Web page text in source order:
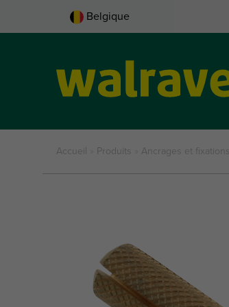
Belgique
Accueil Produits Ancrages et fixations